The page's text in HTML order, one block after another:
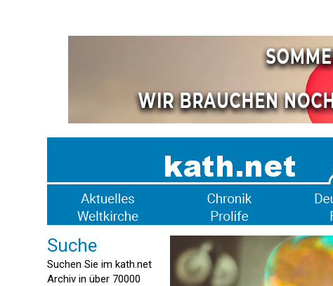
Suche
Suchen Sie im kath.net
Archiv in über 70000